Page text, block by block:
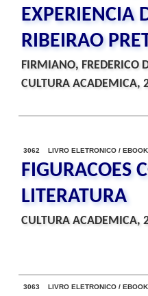
EXPERIENCIA
RIBEIRAO
FIRMIANO, FREDERICO
CULTURA ACADEMICA,
3062 LIVRO ELETRONICO / EBOOK
FIGURACOES
LITERATURA
CULTURA ACADEMICA,
3063 LIVRO ELETRONICO / EBOOK